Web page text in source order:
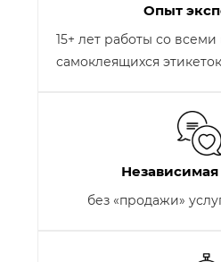
Опыт
15+ лет работы со
самоклеящихся
без «продажи»